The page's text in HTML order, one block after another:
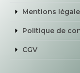
Mentions
Politique de
CGV